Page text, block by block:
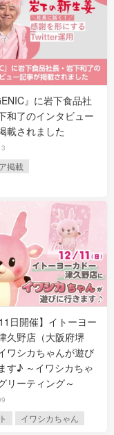
』に岩下食品社
和了のインタビュー
載されました
掲載
日開催】イトーヨー
久野店（大阪府堺
ワシカちゃんが遊び
す♪ ～イワシカちゃ
リーティング～
イワシカちゃん